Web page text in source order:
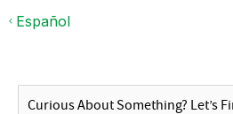
Español